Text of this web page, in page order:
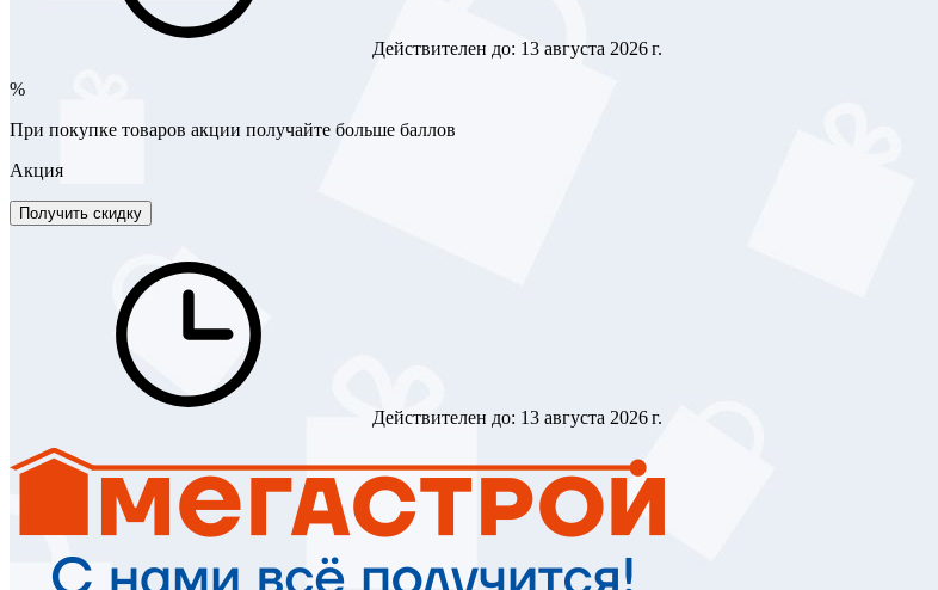
Действителен до: 13 августа 2026 г.
%
При покупке товаров акции получайте больше баллов
Акция
Получить скидку
Действителен до: 13 августа 2026 г.